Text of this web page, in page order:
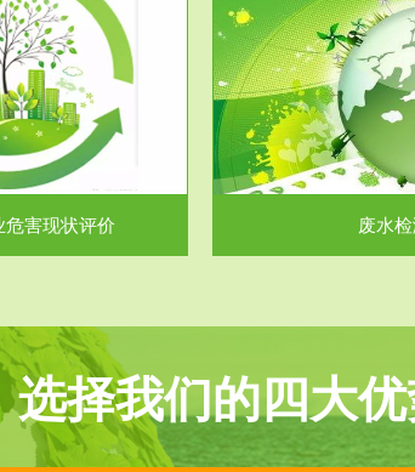
危害现状评价
务范围
水检测
对企业工厂在生产工艺过程
废水、污水...
废水检
服
废
检测范围工业废气检
气。有机
选择我们的四大